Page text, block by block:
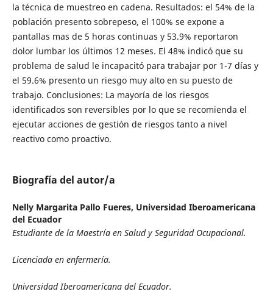
la técnica de muestreo en cadena. Resultados: el 54% de la
población presento sobrepeso, el 100% se expone a
pantallas mas de 5 horas continuas y 53.9% reportaron
dolor lumbar los últimos 12 meses. El 48% indicó que su
problema de salud le incapacitó para trabajar por 1-7 días y
el 59.6% presento un riesgo muy alto en su puesto de
trabajo. Conclusiones: La mayoría de los riesgos
identificados son reversibles por lo que se recomienda el
ejecutar acciones de gestión de riesgos tanto a nivel
reactivo como proactivo.
Biografía del autor/a
Nelly Margarita Pallo Fueres, Universidad Iberoamericana
del Ecuador
Estudiante de la Maestría en Salud y Seguridad Ocupacional.
Licenciada en enfermería.
Universidad Iberoamericana del Ecuador.